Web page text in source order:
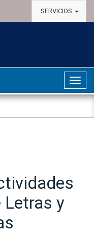
SERVICIOS
Letras y